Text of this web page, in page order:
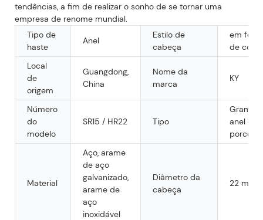
tendências, a fim de realizar o sonho de se tornar uma
empresa de renome mundial.
Tipo de
haste
Anel
Estilo de
cabeça
em
de
Local
de
origem
Guangdong,
China
Nome da
marca
KY
Número
do
modelo
SR15 / HR22 Tipo
anel de
porco
Material
Aço, arame
de aço
galvanizado,
arame de
aço
inoxidável
Diâmetro da
cabeça
22 mm